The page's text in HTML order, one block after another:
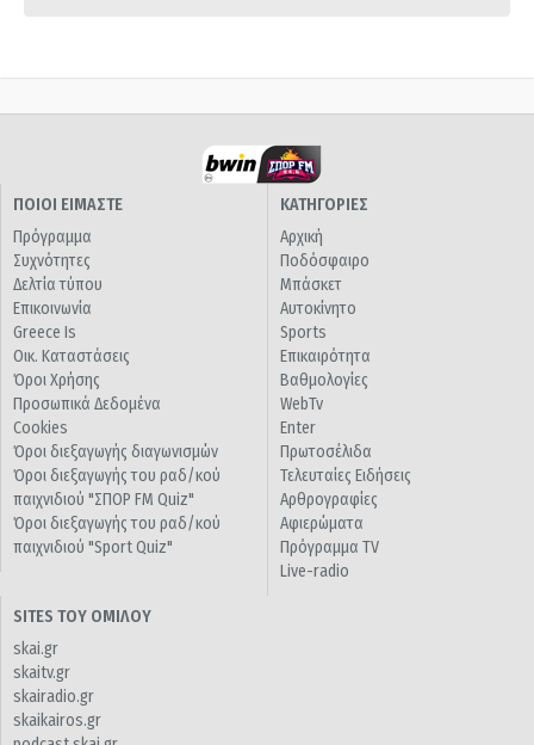
ΠΟΙΟΙ ΕΙΜΑΣΤΕ
Πρόγραμμα
Συχνότητες
Δελτία τύπου
Επικοινωνία
Greece Is
Οικ. Καταστάσεις
Όροι Χρήσης
Προσωπικά Δεδομένα
Cookies
Όροι διεξαγωγής διαγωνισμών
Όροι διεξαγωγής του ραδ/κού
παιχνιδιού "ΣΠΟΡ FM Quiz"
Όροι διεξαγωγής του ραδ/κού
παιχνιδιού "Sport Quiz"
ΚΑΤΗΓΟΡΙΕΣ
Αρχική
Ποδόσφαιρο
Μπάσκετ
Αυτοκίνητο
Sports
Επικαιρότητα
Βαθμολογίες
WebTv
Enter
Πρωτοσέλιδα
Τελευταίες Ειδήσεις
Αρθρογραφίες
Αφιερώματα
Πρόγραμμα TV
Live-radio
SITES ΤΟΥ ΟΜΙΛΟΥ
skai.gr
skaitv.gr
skairadio.gr
skaikairos.gr